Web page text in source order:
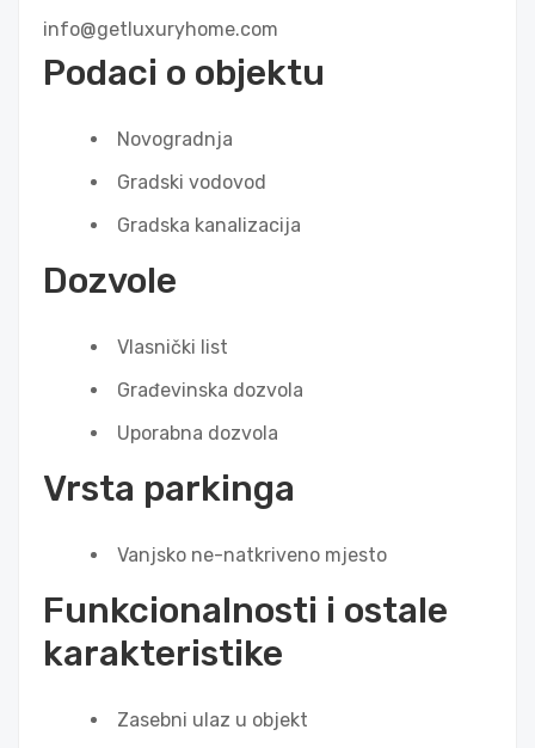
info@getluxuryhome.com
Podaci o objektu
Novogradnja
Gradski vodovod
Gradska kanalizacija
Dozvole
Vlasnički list
Građevinska dozvola
Uporabna dozvola
Vrsta parkinga
Vanjsko ne-natkriveno mjesto
Funkcionalnosti i ostale
karakteristike
Zasebni ulaz u objekt